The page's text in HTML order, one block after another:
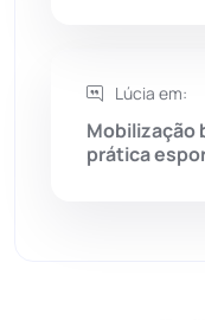
Lúcia em:
Mobilização
prática